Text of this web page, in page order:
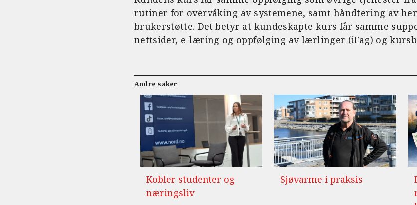
rutiner for overvåking av systemene, samt håndtering av
brukerstøtte. Det betyr at kundeskapte kurs får samme
nettsider, e-læring og oppfølging av lærlinger (iFag) og
Andre saker
Kobler studenter og
næringsliv
Sjøvarme i praksis